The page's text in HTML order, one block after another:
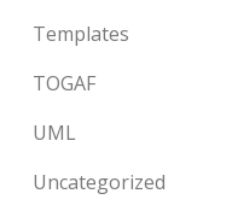
Templates
TOGAF
UML
Uncategorized